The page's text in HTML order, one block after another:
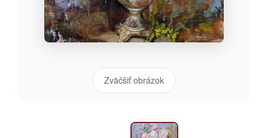
Zväčšiť obrázok